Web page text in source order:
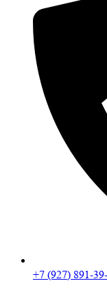
+7 (927) 891-